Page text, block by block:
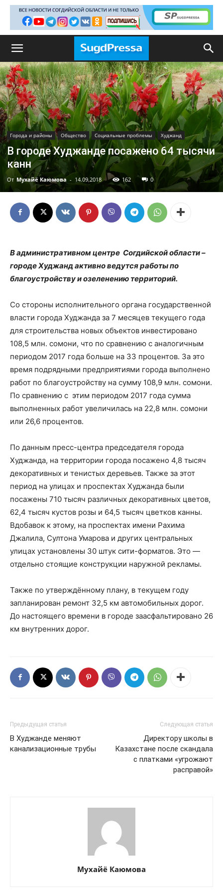
Города и районы Общество Социальные проблемы Худжанд
В городе Худжанде посажено 64 тысячи
канн
От Мухайё Каюмова - 14.09.2018 162 0
В административном центре Согдийской области –
городе Худжанд активно ведутся работы по
благоустройству и озеленению территорий.
Со стороны исполнительного органа государственной
власти города Худжанда за 7 месяцев текущего года
для строительства новых объектов инвестировано
108,5 млн. сомони, что по сравнению с аналогичным
периодом 2017 года больше на 33 процентов. За это
время подрядными предприятиями города выполнено
работ по благоустройству на сумму 108,9 млн. сомони.
По сравнению с этим периодом 2017 года сумма
выполненных работ увеличилась на 22,8 млн. сомони
или 26,6 процентов.
По данным пресс-центра председателя города
Худжанда, на территории города посажено 4,8 тысяч
декоративных и тенистых деревьев. Также за этот
период на улицах и проспектах Худжанда были
посажены 710 тысяч различных декоративных цветов,
62,4 тысяч кустов розы и 64,5 тысяч цветков канны.
Вдобавок к этому, на проспектах имени Рахима
Джалила, Султона Умарова и других центральных
улицах установлены 30 штук сити-форматов. Это —
отдельно стоящие конструкции наружной рекламы.
Также по утверждённому плану, в текущем году
запланирован ремонт 32,5 км автомобильных дорог.
До настоящего времени в городе заасфальтировано 26
км внутренних дорог.
Предыдущая статья
В Худжанде меняют
канализационные трубы
Следующая статья
Директору школы в
Казахстане после скандала
с платками «угрожают
расправой»
Мухайё Каюмова